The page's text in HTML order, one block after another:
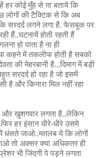
हर कोई मुँह से ना बताये कि
लोगों की टैक्टिक से कि अब
सरदर्द लगने लगा है. फेसबुक पर
हैं..घटनायें होती रहती हैं
हो पाता है ना ही
कहने में तकलीफ होती है सबको
की मेहरबानी है...दिमाग में बड़ी
सरदर्द हो रहा है जो इसमें
और किनारा मिल नहीं रहा
खुशगवार लगता है..लेकिन
हर इंसान धीरे-धीरे उसमे
धंसते जाओ..मतलब ये कि लोगों
तो अक्सर क्या अधिकतर ही
भी जिंदगी पे पड़ने लगता